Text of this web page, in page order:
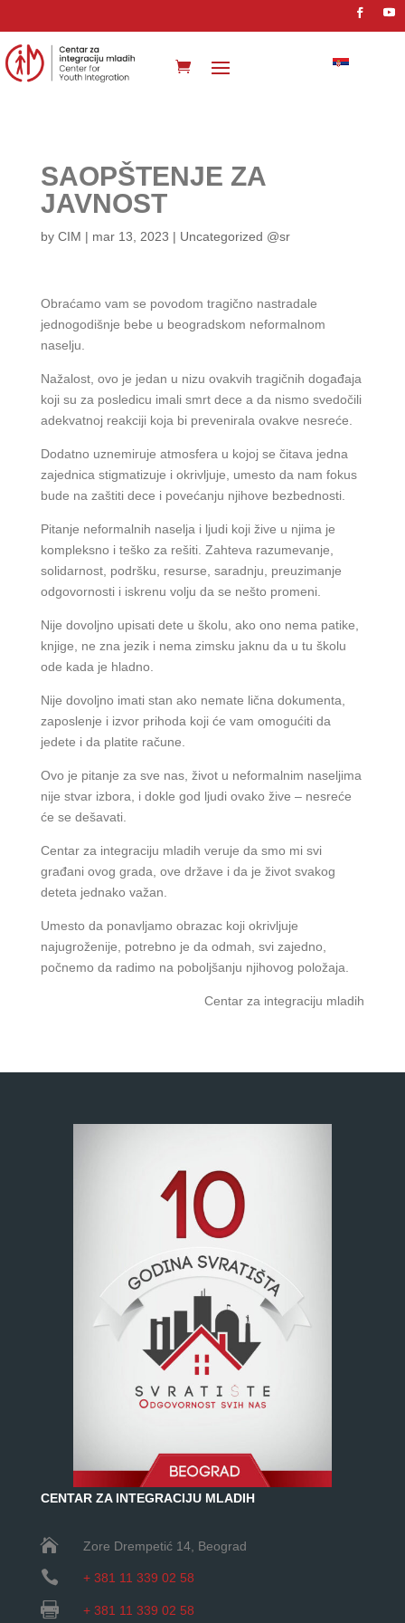
SAOPŠTENJE ZA
JAVNOST
by CIM | mar 13, 2023 | Uncategorized @sr
Obraćamo vam se povodom tragično nastradale
jednogodišnje bebe u beogradskom neformalnom
naselju.
Nažalost, ovo je jedan u nizu ovakvih tragičnih događaja
koji su za posledicu imali smrt dece a da nismo svedočili
adekvatnoj reakciji koja bi prevenirala ovakve nesreće.
Dodatno uznemiruje atmosfera u kojoj se čitava jedna
zajednica stigmatizuje i okrivljuje, umesto da nam fokus
bude na zaštiti dece i povećanju njihove bezbednosti.
Pitanje neformalnih naselja i ljudi koji žive u njima je
kompleksno i teško za rešiti. Zahteva razumevanje,
solidarnost, podršku, resurse, saradnju, preuzimanje
odgovornosti i iskrenu volju da se nešto promeni.
Nije dovoljno upisati dete u školu, ako ono nema patike,
knjige, ne zna jezik i nema zimsku jaknu da u tu školu
ode kada je hladno.
Nije dovoljno imati stan ako nemate lična dokumenta,
zaposlenje i izvor prihoda koji će vam omogućiti da
jedete i da platite račune.
Ovo je pitanje za sve nas, život u neformalnim naseljima
nije stvar izbora, i dokle god ljudi ovako žive – nesreće
će se dešavati.
Centar za integraciju mladih veruje da smo mi svi
građani ovog grada, ove države i da je život svakog
deteta jednako važan.
Umesto da ponavljamo obrazac koji okrivljuje
najugroženije, potrebno je da odmah, svi zajedno,
počnemo da radimo na poboljšanju njihovog položaja.
Centar za integraciju mladih
CENTAR ZA INTEGRACIJU MLADIH
 Zore Drempetić 14, Beograd
 + 381 11 339 02 58
 + 381 11 339 02 58